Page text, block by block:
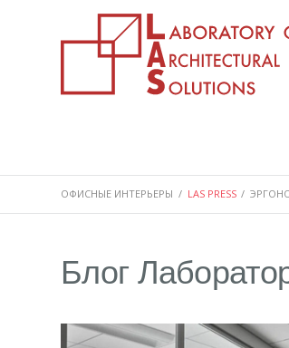
ОФИСНЫЕ ИНТЕРЬЕРЫ / LAS PRESS /
Блог